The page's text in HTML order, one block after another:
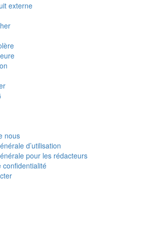
externe
nous
d’utilisation
pour les rédacteurs
confidentialité